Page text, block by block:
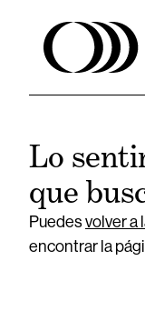
Lo
que
Puedesvolver a
encontrar la